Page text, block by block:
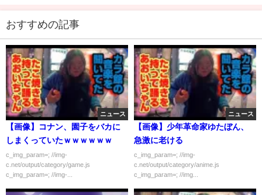
おすすめの記事
ニュース
【画像】コナン、園子をバカに
しまくっていたｗｗｗｗｗｗ
c_img_param=; //img-
c.net/output/category/game.js
c_img_param=; //img-...
ニュース
【画像】少年革命家ゆたぼん、
急激に老ける
c_img_param=; //img-
c.net/output/category/anime.js
c_img_param=; //img...